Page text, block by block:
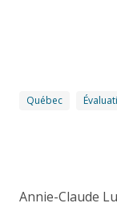
Québec
Annie-Claude